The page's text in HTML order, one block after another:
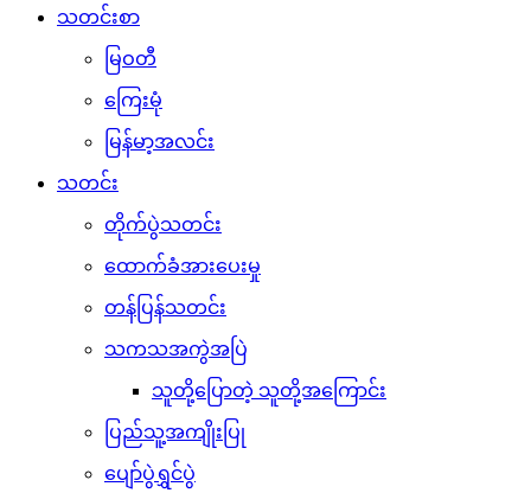
သတင်းစာ
မြဝတီ
ကြေးမုံ
မြန်မာ့အလင်း
သတင်း
တိုက်ပွဲသတင်း
ထောက်ခံအားပေးမှု
တန်ပြန်သတင်း
သကသအကွဲအပြဲ
သူတို့ပြောတဲ့ သူတို့အကြောင်း
ပြည်သူ့အကျိုးပြု
ပျော်ပွဲရွှင်ပွဲ